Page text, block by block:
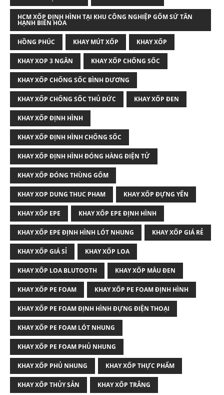
HCM XỐP ĐỊNH HÌNH TẠI KHU CÔNG NGHIỆP GỐM SỨ TÂN
HẠNH BIÊN HÒA
HỒNG PHÚC KHAY MÚT XỐP KHAY XỐP
KHAY XOP 3 NGĂN KHAY XỐP CHỐNG SỐC
KHAY XỐP CHỐNG SỐC BÌNH DƯƠNG
KHAY XỐP CHỐNG SỐC THỦ ĐỨC KHAY XỐP ĐEN
KHAY XỐP ĐỊNH HÌNH
KHAY XỐP ĐỊNH HÌNH CHỐNG SỐC
KHAY XỐP ĐỊNH HÌNH ĐÓNG HÀNG ĐIỆN TỬ
KHAY XỐP ĐÓNG THÙNG GỐM
KHAY XOP DUNG THUC PHAM KHAY XỐP ĐỰNG YẾN
KHAY XỐP EPE KHAY XỐP EPE ĐỊNH HÌNH
KHAY XỐP EPE ĐỊNH HÌNH LÓT NHUNG KHAY XỐP GIÁ RẺ
KHAY XỐP GIÁ SỈ KHAY XỐP LOA
KHAY XỐP LOA BLUTOOTH KHAY XỐP MÀU ĐEN
KHAY XỐP PE FOAM KHAY XỐP PE FOAM ĐỊNH HÌNH
KHAY XỐP PE FOAM ĐỊNH HÌNH ĐỰNG ĐIỆN THOẠI
KHAY XỐP PE FOAM LÓT NHUNG
KHAY XỐP PE FOAM PHỦ NHUNG
KHAY XỐP PHỦ NHUNG KHAY XỐP THỰC PHẨM
KHAY XỐP THỦY SẢN KHAY XỐP TRẮNG